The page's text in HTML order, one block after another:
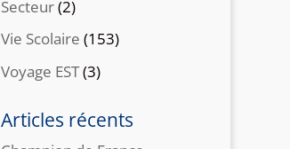
Secteur(2)
Vie Scolaire (153)
Voyage EST(3)
Articles récents